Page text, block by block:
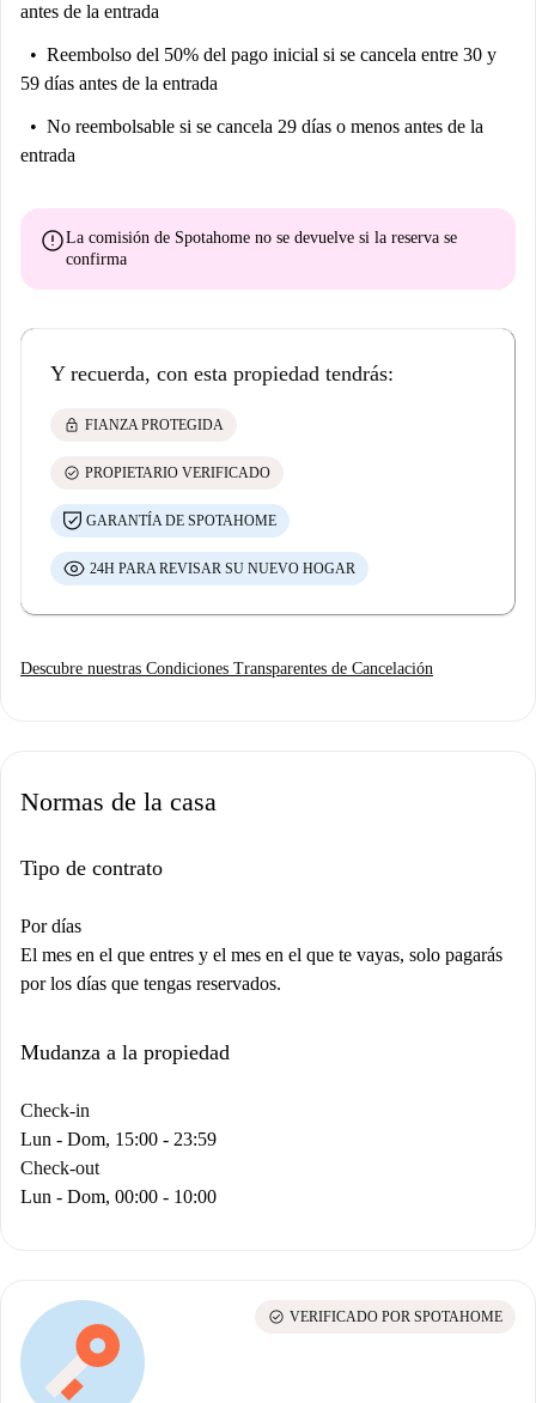
antes de la entrada
Reembolso del 50% del pago inicial si se cancela entre 30 y
59 días antes de la entrada
No reembolsable si se cancela 29 días o menos antes de la
entrada
errorLa comisión de Spotahome no se devuelve si la reserva se
confirma
Y recuerda, con esta propiedad tendrás:
lock FIANZA PROTEGIDA
check_circle PROPIETARIO VERIFICADO
GARANTÍA DE SPOTAHOME
24H PARA REVISAR SU NUEVO HOGAR
Descubre nuestras Condiciones Transparentes de Cancelación
Normas de la casa
Tipo de contrato
Por días
El mes en el que entres y el mes en el que te vayas, solo pagarás
por los días que tengas reservados.
Mudanza a la propiedad
Check-in
Lun - Dom, 15:00 - 23:59
Check-out
Lun - Dom, 00:00 - 10:00
check_circle VERIFICADO POR SPOTAHOME